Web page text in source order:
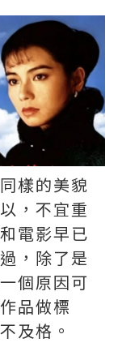
樣的美貌
，不宜重
電影早已
，除了是
個原因可
品做標
及格。